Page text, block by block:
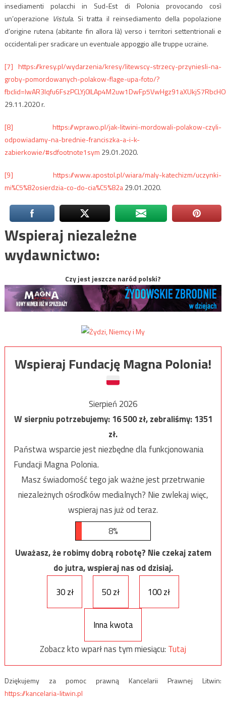
insediamenti polacchi in Sud-Est di Polonia provocando così
un’operazione Vistula. Si tratta il reinsediamento della popolazione
d’origine rutena (abitante fin allora là) verso i territori settentrionali e
occidentali per sradicare un eventuale appoggio alle truppe ucraine.
[7] https://kresy.pl/wydarzenia/kresy/litewscy-strzecy-przyniesli-na-
groby-pomordowanych-polakow-flage-upa-foto/?
29.11.2020 r.
[8]
https://wprawo.pl/jak-litwini-mordowali-polakow-czyli-
odpowiadamy-na-brednie-franciszka-a-i-k-
zabierkowie/#sdfootnote1sym 29.01.2020.
[9]
https://www.apostol.pl/wiara/maly-katechizm/uczynki-
mi%C5%82osierdzia-co-do-cia%C5%82a29.01.2020.
Wspieraj niezależne
wydawnictwo:
Czy jest jeszcze naród polski?
Wspieraj Fundację Magna Polonia!
Sierpień 2026
W sierpniu potrzebujemy:16 500zł, zebraliśmy:1351
zł.
Państwa wsparcie jest niezbędne dla funkcjonowania
Fundacji Magna Polonia.
Masz świadomość tego jak ważne jest przetrwanie
niezależnych ośrodków medialnych? Nie zwlekaj więc,
wspieraj nas już od teraz.
8%
Uważasz, że robimy dobrą robotę? Nie czekaj zatem
do jutra, wspieraj nas od dzisiaj.
30 zł
50 zł 100 zł
Inna kwota
Zobacz kto wparł nas tym miesiącu: Tutaj
Dziękujemy za pomoc prawną Kancelarii Prawnej Litwin:
https://kancelaria-litwin.pl